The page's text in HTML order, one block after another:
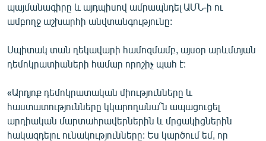
պայմանագիրը և այդպիսով ամրապնդել ԱՄՆ-ի ու
ամբողջ աշխարհի անվտանգությունը:
Սպիտակ տան ղեկավարի համոզմամբ, այսօր արևմտյան
դեմոկրատիաների համար որոշիչ պահ է:
«Արդյոք դեմոկրատական միությունները և
հաստատությունները կկարողանա՞ն ապացուցել
արդիական մարտահրավերներին և մրցակիցներին
հակազդելու ունակությունները: Ես կարծում եմ, որ